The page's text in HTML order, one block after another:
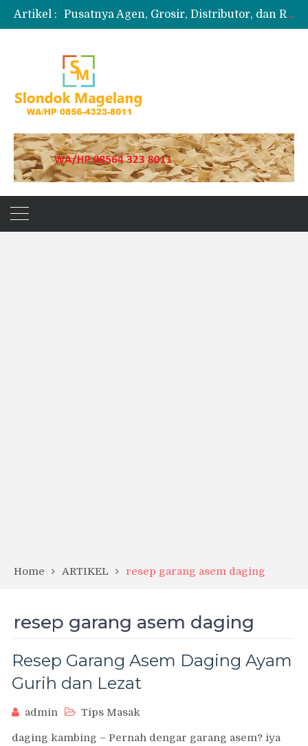
Artikel :
Pusatnya Agen, Grosir, Distributor, dan Reseller Puyur Koin
Produksi Slondok
Jual Puyur Koin Mentah 1 Ball 5 kg
Home ARTIKEL resep garang asem daging
resep garang asem daging
Resep Garang Asem Daging Ayam
Gurih dan Lezat
admin Tips Masak
daging kambing – Pernah dengar garang asem? iya